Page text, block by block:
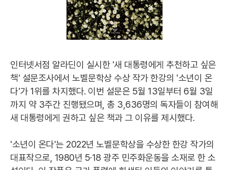
인터넷서점 알라딘이 실시한 '새 대통령에게 추천하고 싶은
책' 설문조사에서 노벨문학상 수상 작가 한강의 '소년이 온
다'가 1위를 차지했다. 이번 설문은 5월 13일부터 6월 3일
까지 약 3주간 진행됐으며, 총 3,636명의 독자들이 참여해
새 대통령에게 권하고 싶은 책과 그 이유를 제시했다.
'소년이 온다'는 2022년 노벨문학상을 수상한 한강 작가의
대표작으로, 1980년 5·18 광주 민주화운동을 소재로 한 소